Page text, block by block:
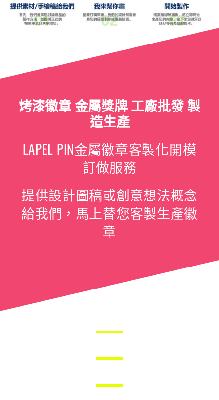
烤漆徽章 金屬獎牌 工廠批發 製
造生產
LAPEL PIN金屬徽章客製化開模
訂做服務
提供設計圖稿或創意想法概念
給我們，馬上替您客製生產徽
章